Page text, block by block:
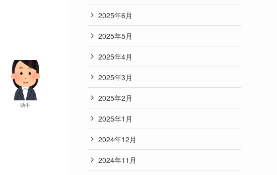
助手
2025年6月
2025年5月
2025年4月
2025年3月
2025年2月
2025年1月
2024年12月
2024年11月